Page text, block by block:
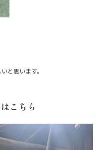
と思います。
こちら